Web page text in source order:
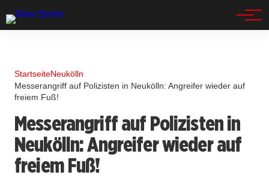
StartseiteNeukölln
Messerangriff auf Polizisten in Neukölln: Angreifer wieder auf
freiem Fuß!
Messerangriff auf Polizisten in
Neukölln: Angreifer wieder auf
freiem Fuß!